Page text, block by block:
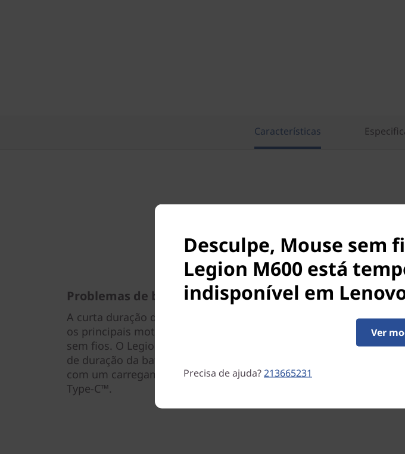
Características
Problemas de bateria resolvidos
A curta duração da bateria e a inconveniência do carregamento
os principais motivos pelos quais os jogadores evitam usar ratos
sem fios. O Legion M600 muda o jogo, oferecendo até 200 horas*
de duração da bateria, quando cheia, e até 10 horas de bateria,
com um carregamento rápido de 10 minutos através da porta
Type-C™.
Desculpe, Mouse sem
Legion M600 está
indisponível em
Ver
Precisa de ajuda?213665231